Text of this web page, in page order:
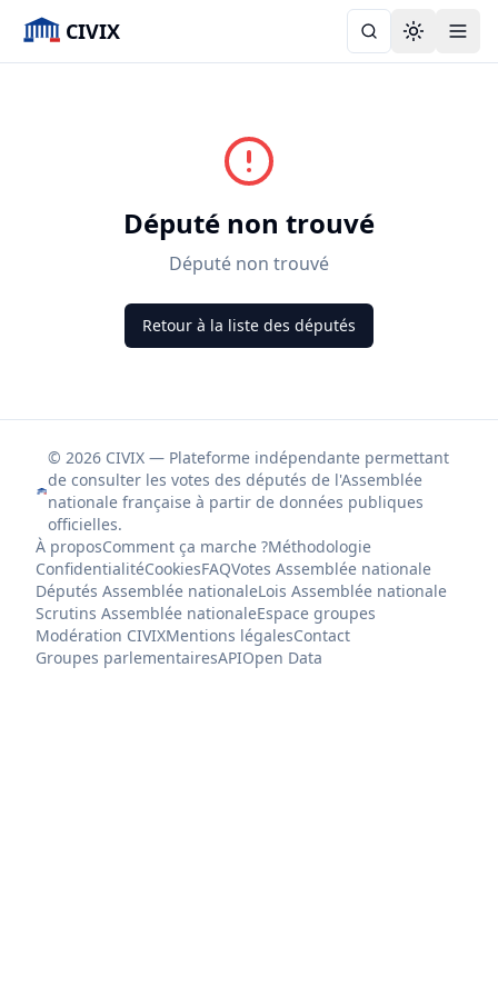
CIVIX Toggle
Député non trouvé
Député non trouvé
Retour à la liste des députés
© 2026 CIVIX — Plateforme indépendante permettant
de consulter les votes des députés de l'Assemblée
nationale française à partir de données publiques
officielles.
À proposComment ça marche ?Méthodologie
ConfidentialitéCookiesFAQVotes Assemblée nationale
Députés Assemblée nationaleLois Assemblée nationale
Scrutins Assemblée nationaleEspace groupes
Modération CIVIXMentions légalesContact
Groupes parlementairesAPIOpen Data